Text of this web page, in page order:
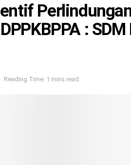
:
Reading Time: 1 mins read